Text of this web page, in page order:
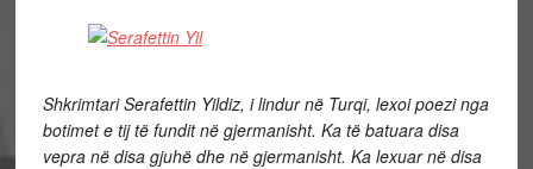
Shkrimtari Serafettin Yildiz, i lindur në Turqi, lexoi poezi nga
botimet e tij të fundit në gjermanisht. Ka të batuara disa
vepra në disa gjuhë dhe në gjermanisht. Ka lexuar në disa